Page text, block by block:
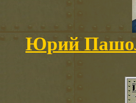
Юрий